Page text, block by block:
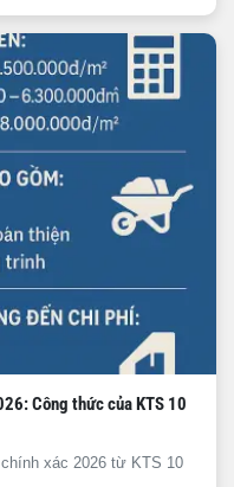
Công thức của KTS 10
xác 2026 từ KTS 10